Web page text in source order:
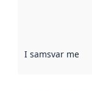
I samsvar med